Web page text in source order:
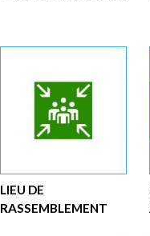
LIEU DE
RASSEMBLEMENT